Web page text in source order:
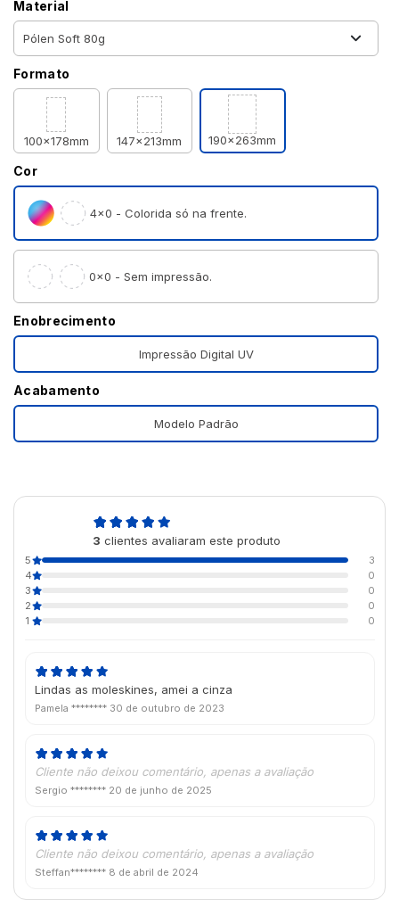
Material
Formato
100x178mm 147x213mm 190x263mm
Cor
4×0 - Colorida só na frente.
0×0 - Sem impressão.
Enobrecimento
Impressão Digital UV
Acabamento
Modelo Padrão
3 clientes avaliaram este produto
5
3
4
0
3
0
2
0
1
0
Lindas as moleskines, amei a cinza
Pamela ******** 30 de outubro de 2023
Cliente não deixou comentário, apenas a avaliação
Sergio ******** 20 de junho de 2025
Cliente não deixou comentário, apenas a avaliação
Steffan******** 8 de abril de 2024